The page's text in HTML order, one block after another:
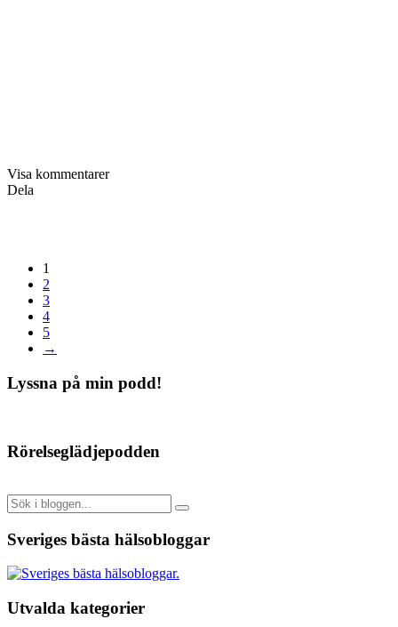
Visa kommentarer
Dela
1
2
3
4
5
→
Lyssna på min podd!
Rörelseglädjepodden
Sveriges bästa hälsobloggar
Utvalda kategorier